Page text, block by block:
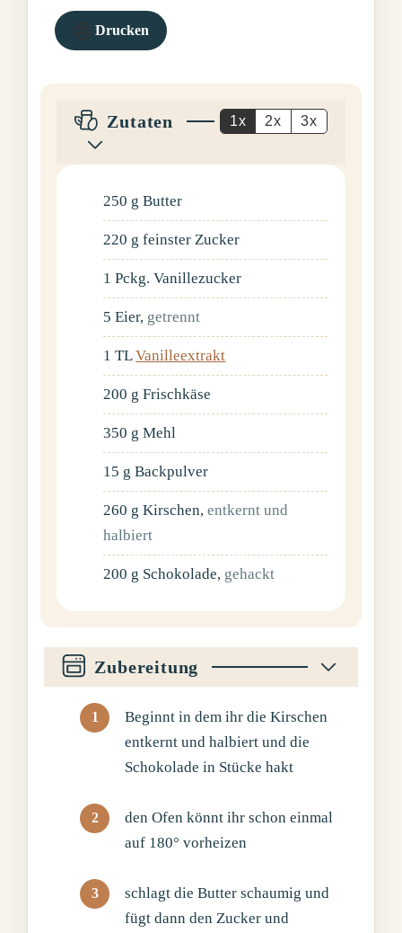
Drucken
Zutaten 1x 2x 3x
250 g Butter
220 g feinster Zucker
1 Pckg. Vanillezucker
5 Eier, getrennt
1 TL Vanilleextrakt
200 g Frischkäse
350 g Mehl
15 g Backpulver
260 g Kirschen,entkernt und
halbiert
200 g Schokolade, gehackt
Zubereitung
Beginnt in dem ihr die Kirschen
entkernt und halbiert und die
Schokolade in Stücke hakt
den Ofen könnt ihr schon einmal
auf 180° vorheizen
schlagt die Butter schaumig und
fügt dann den Zucker und